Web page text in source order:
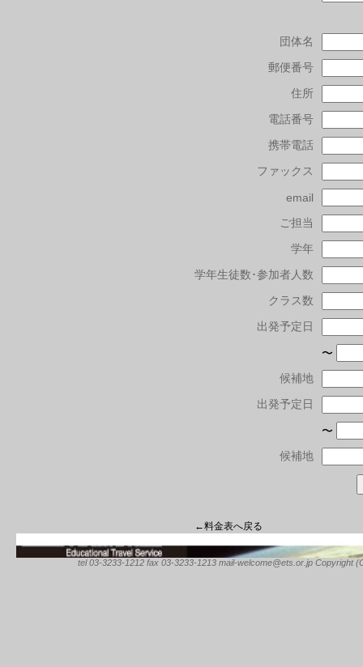
団体名
郵便番号
住所
電話番号
携帯電話
ファックス
email
ご担当
学年
学年生徒数･参加者人数
クラス数
出発予定日
〜
候補地
出発予定日
〜
候補地
←料金表へ戻る
tel 03-3233-1212 fax 03-3233-1213 mail-welcome@ets.or.jp Copyright